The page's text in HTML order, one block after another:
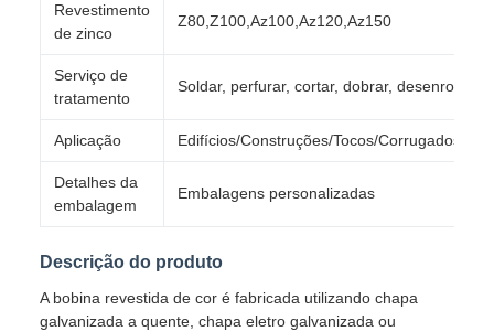
Revestimento
de zinco
Z80,Z100,Az100,Az120,Az150
Serviço de
tratamento
Soldar, perfurar, cortar, dobrar, desenrolar
Aplicação Edifícios/Construções/Tocos/Corrugados
Detalhes da
embalagem
Embalagens personalizadas
Descrição do produto
A bobina revestida de cor é fabricada utilizando chapa
galvanizada a quente, chapa eletro galvanizada ou